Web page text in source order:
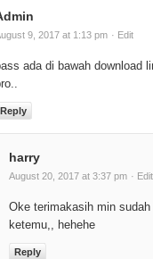
9, 2017 at 1:13 pm · Edit
ada di bawah download
Reply
harry
August 20, 2017 at 3:37 pm · Edit
Oke terimakasih min sudah
ketemu,, hehehe
Reply